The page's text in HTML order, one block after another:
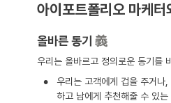
아이포트폴리오 마케터
올바른 동기 義
우리는 올바르고 정의로운 동기를
•
우리는 고객에게 겁을 주거나
하고 남에게 추천해줄 수 있